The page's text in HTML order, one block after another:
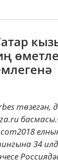
өметле
төзегән,
34